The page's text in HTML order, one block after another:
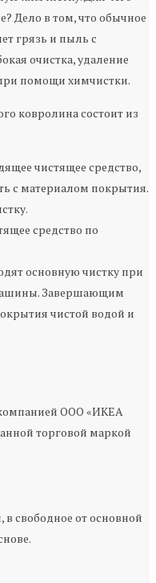
Дело в том, что обычное
грязь и пыль с
очистка, удаление
помощи химчистки.
ковролина состоит из
чистящее средство,
с материалом покрытия.
средство по
основную чистку при
Завершающим
чистой водой и
компанией ООО «ИКЕА
торговой маркой
в свободное от основной